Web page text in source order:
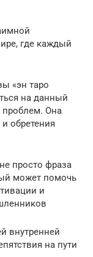
где каждый
«эн таро
на данный
проблем. Она
обретения
просто фраза
может помочь
и
внутренней
на пути